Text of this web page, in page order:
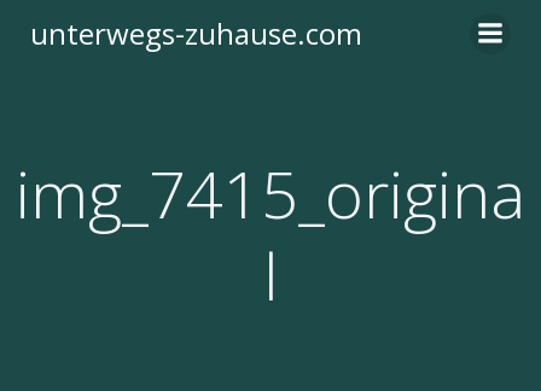
Inhalt
unterwegs-zuhause.com
img_7415_origina
l